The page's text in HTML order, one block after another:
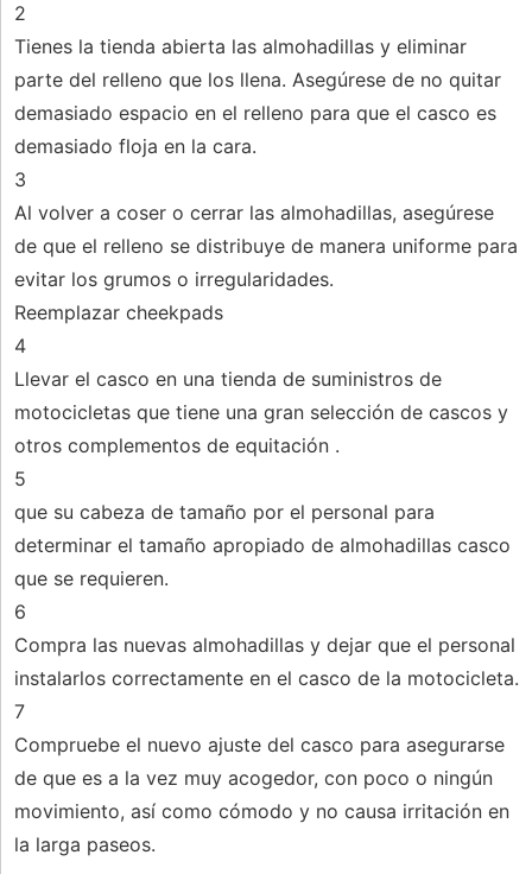
2
Tienes la tienda abierta las almohadillas y eliminar
parte del relleno que los llena. Asegúrese de no quitar
demasiado espacio en el relleno para que el casco es
demasiado floja en la cara.
3
Al volver a coser o cerrar las almohadillas, asegúrese
de que el relleno se distribuye de manera uniforme para
evitar los grumos o irregularidades.
Reemplazar cheekpads
4
Llevar el casco en una tienda de suministros de
motocicletas que tiene una gran selección de cascos y
otros complementos de equitación .
5
que su cabeza de tamaño por el personal para
determinar el tamaño apropiado de almohadillas casco
que se requieren.
6
Compra las nuevas almohadillas y dejar que el personal
instalarlos correctamente en el casco de la motocicleta.
7
Compruebe el nuevo ajuste del casco para asegurarse
de que es a la vez muy acogedor, con poco o ningún
movimiento, así como cómodo y no causa irritación en
la larga paseos.